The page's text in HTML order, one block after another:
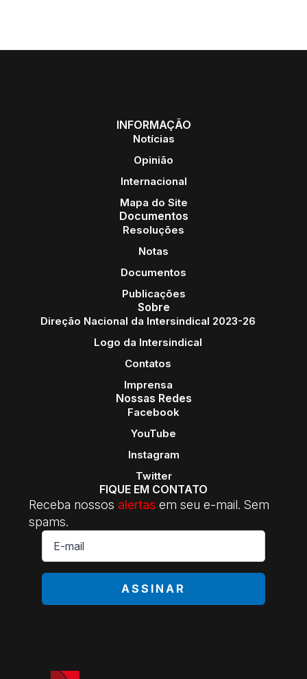
INFORMAÇÃO
Notícias
Opinião
Internacional
Mapa do Site
Documentos
Resoluções
Notas
Documentos
Publicações
Sobre
Direção Nacional da Intersindical 2023-26
Logo da Intersindical
Contatos
Imprensa
Nossas Redes
Facebook
YouTube
Instagram
Twitter
FIQUE EM CONTATO
Receba nossos alertas em seu e-mail. Sem
spams.
E-
mail
ASSINAR